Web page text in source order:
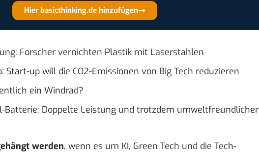
Hier basicthinking.de hinzufügen
Forscher vernichten Plastik mit Laserstahlen
Start-up will die CO2-Emissionen von Big Tech reduzieren
ein Windrad?
Batterie: Doppelte Leistung und trotzdem umweltfreundlicher
werden, wenn es um KI, Green Tech und die Tech-